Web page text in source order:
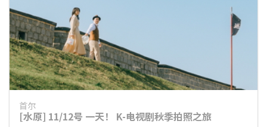
首尔
[水原] 11/12号 一天！ K-电视剧秋季拍照之旅